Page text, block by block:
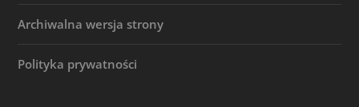
Archiwalna wersja strony
Polityka prywatności